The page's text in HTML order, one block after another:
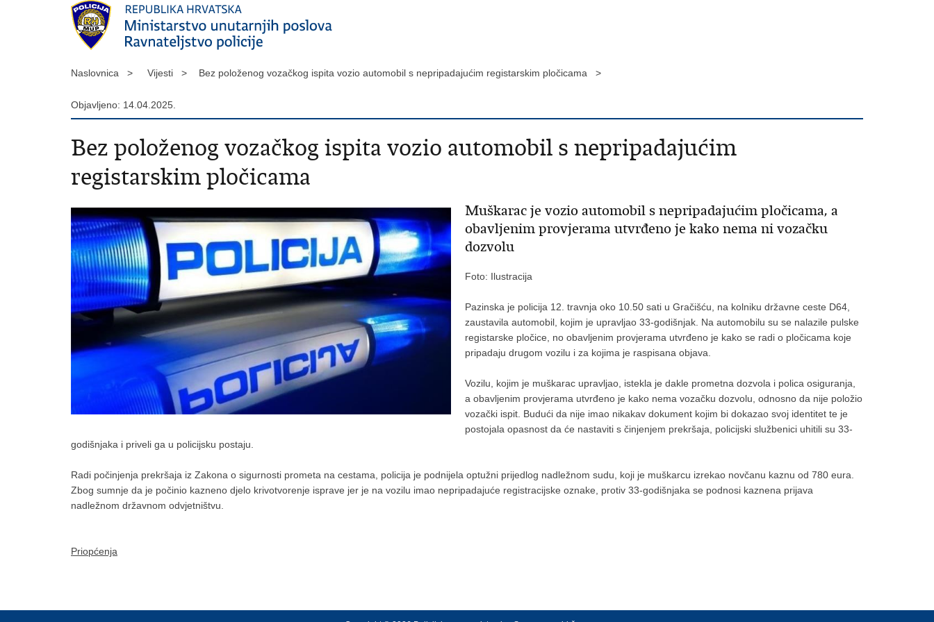
Naslovnica > Vijesti > Bez položenog vozačkog ispita vozio automobil s nepripadajućim registarskim pločicama >
Objavljeno: 14.04.2025.
Bez položenog vozačkog ispita vozio automobil s nepripadajućim
registarskim pločicama
Muškarac je vozio automobil s nepripadajućim pločicama, a
obavljenim provjerama utvrđeno je kako nema ni vozačku
dozvolu
Foto: Ilustracija
Pazinska je policija 12. travnja oko 10.50 sati u Gračišću, na kolniku državne ceste D64,
zaustavila automobil, kojim je upravljao 33-godišnjak. Na automobilu su se nalazile pulske
registarske pločice, no obavljenim provjerama utvrđeno je kako se radi o pločicama koje
pripadaju drugom vozilu i za kojima je raspisana objava.
Vozilu, kojim je muškarac upravljao, istekla je dakle prometna dozvola i polica osiguranja,
a obavljenim provjerama utvrđeno je kako nema vozačku dozvolu, odnosno da nije položio
vozački ispit. Budući da nije imao nikakav dokument kojim bi dokazao svoj identitet te je
postojala opasnost da će nastaviti s činjenjem prekršaja, policijski službenici uhitili su 33-
godišnjaka i priveli ga u policijsku postaju.
Radi počinjenja prekršaja iz Zakona o sigurnosti prometa na cestama, policija je podnijela optužni prijedlog nadležnom sudu, koji je muškarcu izrekao novčanu kaznu od 780 eura.
Zbog sumnje da je počinio kazneno djelo krivotvorenje isprave jer je na vozilu imao nepripadajuće registracijske oznake, protiv 33-godišnjaka se podnosi kaznena prijava
nadležnom državnom odvjetništvu.
Priopćenja